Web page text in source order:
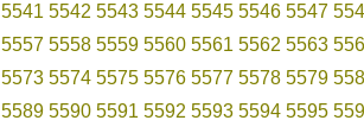
5541 5542 5543 5544 5545 5546 5547
5557 5558 5559 5560 5561 5562 5563
5573 5574 5575 5576 5577 5578 5579
5589 5590 5591 5592 5593 5594 5595